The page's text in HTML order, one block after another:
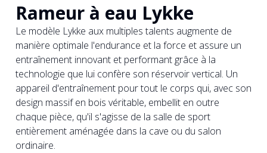
Rameur à eau Lykke
Le modèle Lykke aux multiples talents augmente de
manière optimale l'endurance et la force et assure un
entraînement innovant et performant grâce à la
technologie que lui confère son réservoir vertical. Un
appareil d'entraînement pour tout le corps qui, avec son
design massif en bois véritable, embellit en outre
chaque pièce, qu'il s'agisse de la salle de sport
entièrement aménagée dans la cave ou du salon
ordinaire.